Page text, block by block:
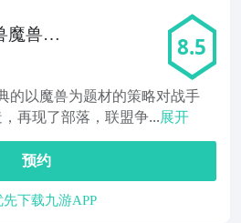
魔兽对
8.5
的以魔兽为题材的策略对战手
再现了部落，联盟争...展开
预约
先下载九游APP